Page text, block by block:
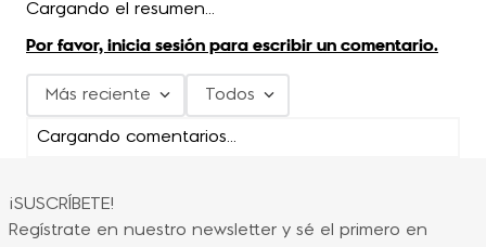
Cargando el resumen…
Por favor, inicia sesión para escribir un comentario.
Más reciente Todos
Cargando comentarios…
¡SUSCRÍBETE!
Regístrate en nuestro newsletter y sé el primero en